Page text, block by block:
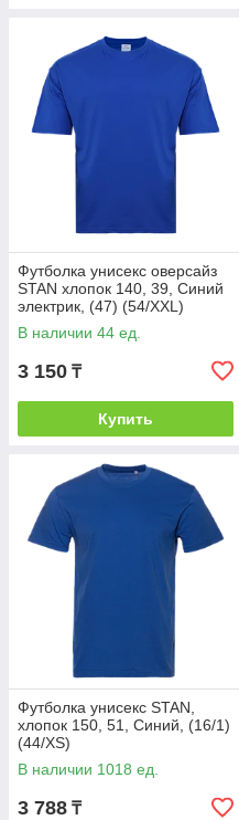
Футболка унисекс оверсайз
STAN хлопок 140, 39, Синий
электрик, (47) (54/XXL)
В наличии 44 ед.
3 150 ₸
Купить
Футболка унисекс STAN,
хлопок 150, 51, Синий, (16/1)
(44/XS)
В наличии 1018 ед.
3 788 ₸